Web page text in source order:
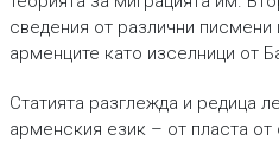
сведения от различни писмени
арменците като изселници от
Статията разглежда и редица
арменския език – от пласта